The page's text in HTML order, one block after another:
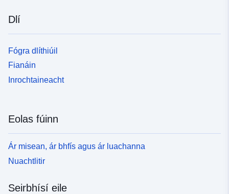
Dlí
Fógra dlíthiúil
Fianáin
Inrochtaineacht
Eolas fúinn
Ár misean, ár bhfís agus ár luachanna
Nuachtlitir
Seirbhísí eile